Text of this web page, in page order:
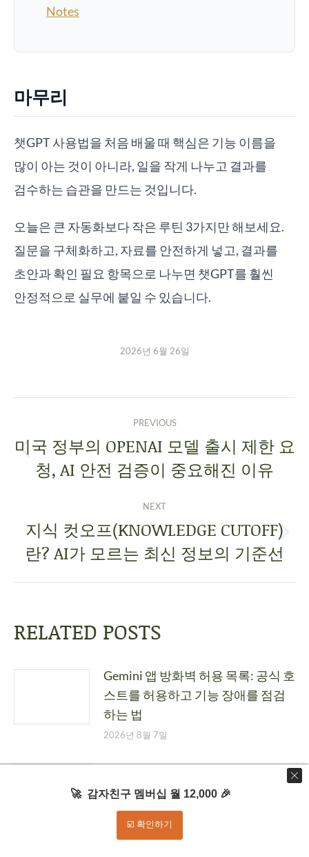
Notes
마무리
챗GPT 사용법을 처음 배울 때 핵심은 기능 이름을
많이 아는 것이 아니라, 일을 작게 나누고 결과를
검수하는 습관을 만드는 것입니다.
오늘은 큰 자동화보다 작은 루틴 3가지만 해보세요.
질문을 구체화하고, 자료를 안전하게 넣고, 결과를
초안과 확인 필요 항목으로 나누면 챗GPT를 훨씬
안정적으로 실무에 붙일 수 있습니다.
2026년 6월 26일
PREVIOUS
미국 정부의 OPENAI 모델 출시 제한 요
청, AI 안전 검증이 중요해진 이유
NEXT
지식 컷오프(KNOWLEDGE CUTOFF)
란? AI가 모르는 최신 정보의 기준선
RELATED POSTS
Gemini 앱 방화벽 허용 목록: 공식 호
스트를 허용하고 기능 장애를 점검
하는 법
2026년 8월 7일
Gemini in Google Docs 사용법: 댓글
피드백을 요약해 수정본으로 마무
리하는 법
2026년 8월 7일
🚀 감자친구 멤버십 월 12,000 🎉
☑️ 확인하기